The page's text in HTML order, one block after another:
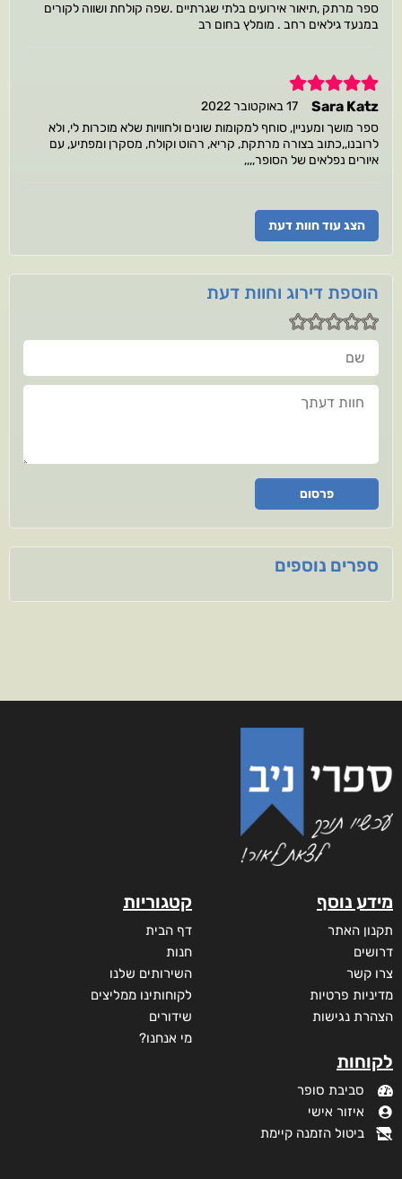
ספר מרתק ,תיאור אירועים בלתי שגרתיים .שפה קולחת ושווה לקורים
במנעד גילאים רחב . מומלץ בחום רב
5
Sara Katz
17 באוקטובר 2022
ספר מושך ומעניין, סוחף למקומות שונים ולחוויות שלא מוכרות לי, ולא
לרובנו,,כתוב בצורה מרתקת, קריא, רהוט וקולח, מסקרן ומפתיע, עם
איורים נפלאים של הסופר,,,,
הצג עוד חוות דעת
הוספת דירוג וחוות דעת
שם
חוות דעתך
פרסום
ספרים נוספים
מידע נוסף
תקנון האתר
דרושים
צרו קשר
מדיניות פרטיות
הצהרת נגישות
לקוחות
סביבת סופר
איזור אישי
ביטול הזמנה קיימת
קטגוריות
דף הבית
חנות
השירותים שלנו
לקוחותינו ממליצים
שידורים
מי אנחנו?